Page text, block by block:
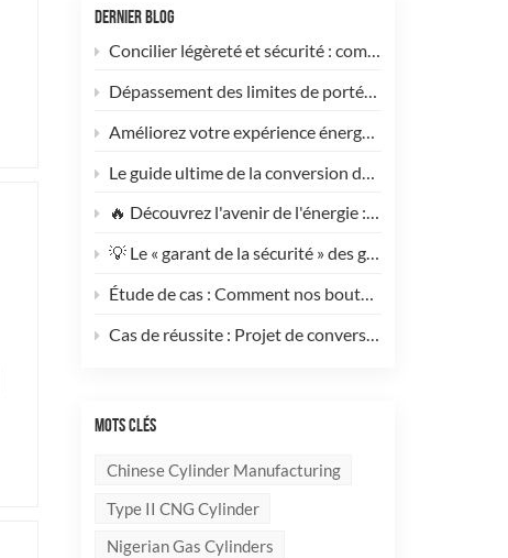
DERNIER BLOG
Concilier légèreté et sécurité : comment les bouteilles de GNC de type 2 de 90 litres optimisent les flottes commerciales
Dépassement des limites de portée&nbsp;: les bouteilles d’hydrogène pour drones de type 4 sont désormais disponibles pour une personnalisation à haute efficacité&nbsp;!
Améliorez votre expérience énergétique avec notre bouteille de GPL composite de 5 kg ! 🚀✨
Le guide ultime de la conversion des poids lourds au GNV : pourquoi ce cylindre GNV de type 1 de 200 L change la donne pour réduire les coûts de votre flotte
🔥 Découvrez l'avenir de l'énergie : rencontrez le cylindre composite GPL élégant et ultra-léger de 10 kg !
💡 Le « garant de la sécurité » des gaz industriels et de la suppression des incendies — Un examen approfondi des bouteilles de gaz sans soudure en acier haute performance
Étude de cas : Comment nos bouteilles de GPL composites redéfinissent la sécurité et l’image de marque pour nos clients internationaux
Cas de réussite : Projet de conversion au GNV d’un générateur de 100 kVA mené à bien ! 🚀
MOTS CLÉS
Chinese Cylinder Manufacturing
Type II CNG Cylinder
Nigerian Gas Cylinders